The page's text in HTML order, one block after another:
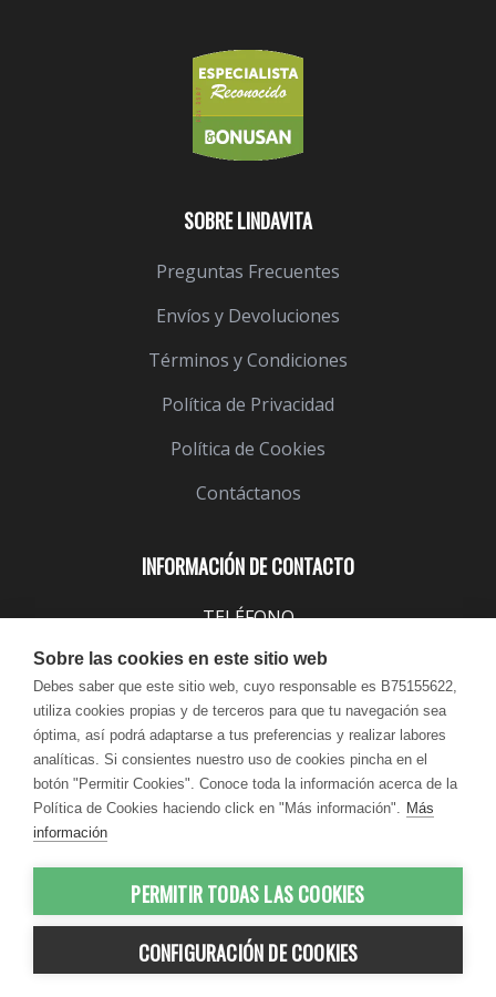
INFORMACIÓN DE CONTACTO
TELÉFONO
EMAIL
info@lindavita.com
HORARIO
Lun - Jue / 9:00 - 18:30
Vie / 9:00 - 17:30
SOBRE LINDAVITA
Preguntas Frecuentes
Envíos y Devoluciones
Términos y Condiciones
Política de Privacidad
Política de Cookies
Contáctanos
© 2012-2026 LindaVita - Todos los
derechos reservados
Sobre las cookies en este sitio web
Debes saber que este sitio web, cuyo responsable es B75155622,
utiliza cookies propias y de terceros para que tu navegación sea
óptima, así podrá adaptarse a tus preferencias y realizar labores
analíticas. Si consientes nuestro uso de cookies pincha en el
botón "Permitir Cookies". Conoce toda la información acerca de la
Política de Cookies haciendo click en "Más información". Más
información
PERMITIR TODAS LAS COOKIES
CONFIGURACIÓN DE COOKIES